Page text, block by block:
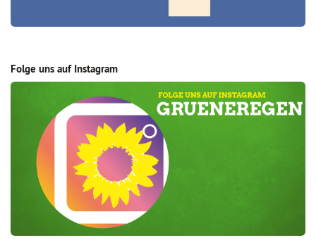
Folge uns auf Instagram